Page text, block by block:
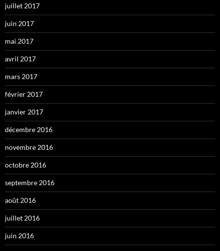
juillet 2017
juin 2017
mai 2017
avril 2017
mars 2017
février 2017
janvier 2017
décembre 2016
novembre 2016
octobre 2016
septembre 2016
août 2016
juillet 2016
juin 2016